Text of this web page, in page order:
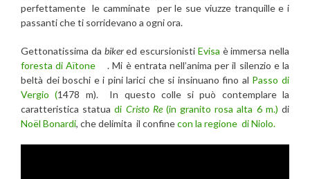
perfettamente le camminate per le sue viuzze tranquille e i
passanti che ti sorridevano a ogni ora.
Gettonatissima da bikered escursionisti Evisa è immersa nella
foresta di Aïtone
. Mi è entrata nell’anima per il silenzio e la
beltà dei boschi e i pini larici che si insinuano fino al Passo di
Vergio (1478 m). In questo colle si può contemplare la
caratteristica statuadi Cristo Re(in granito rosa alta 6 m.) di
Noël Bonardi, che delimita il confinecon la regione di Niolo.